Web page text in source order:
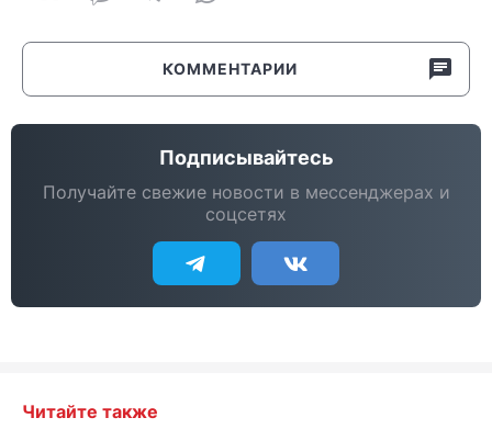
КОММЕНТАРИИ
Подписывайтесь
Получайте свежие новости в мессенджерах и
соцсетях
Читайте также